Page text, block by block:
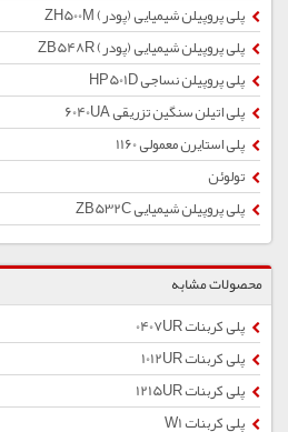
پلی پروپیلن شیمیایی (پودر) ZH500M
پلی پروپیلن شیمیایی (پودر) ZB548R
پلی پروپیلن نساجی HP501D
پلی اتیلن سنگین تزریقی 6040UA
پلی استایرن معمولی 1160
تولوئن
پلی پروپیلن شیمیایی ZB532C
محصولات مشابه
پلی کربنات 0407UR
پلی کربنات 1012UR
پلی کربنات 1215UR
پلی کربنات W1